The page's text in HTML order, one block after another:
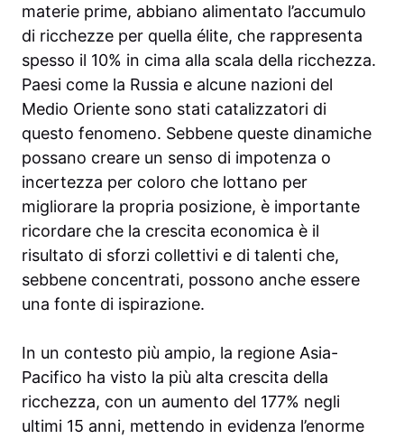
materie prime, abbiano alimentato l’accumulo
di ricchezze per quella élite, che rappresenta
spesso il 10% in cima alla scala della ricchezza.
Paesi come la Russia e alcune nazioni del
Medio Oriente sono stati catalizzatori di
questo fenomeno. Sebbene queste dinamiche
possano creare un senso di impotenza o
incertezza per coloro che lottano per
migliorare la propria posizione, è importante
ricordare che la crescita economica è il
risultato di sforzi collettivi e di talenti che,
sebbene concentrati, possono anche essere
una fonte di ispirazione.
In un contesto più ampio, la regione Asia-
Pacifico ha visto la più alta crescita della
ricchezza, con un aumento del 177% negli
ultimi 15 anni, mettendo in evidenza l’enorme